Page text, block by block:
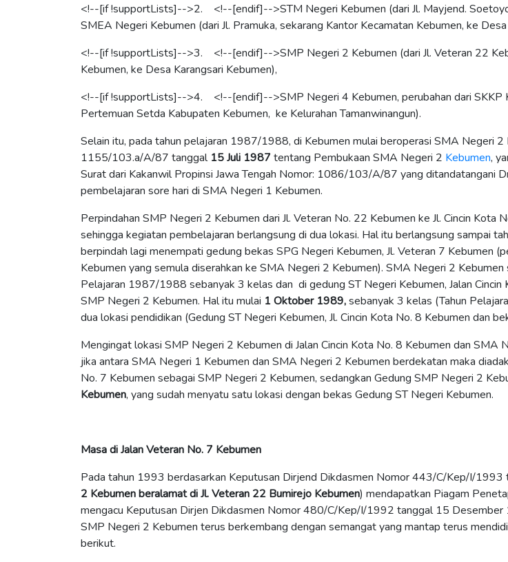
<!--[if !supportLists]-->2. <!--[endif]-->STM Negeri Kebumen (dari Jl. Mayjend.
SMEA Negeri Kebumen (dari Jl. Pramuka, sekarang Kantor Kecamatan Kebumen, ke
<!--[if !supportLists]-->3. <!--[endif]-->SMP Negeri 2 Kebumen (dari Jl. Veteran 22
Kebumen, ke Desa Karangsari Kebumen),
<!--[if !supportLists]-->4. <!--[endif]-->SMP Negeri 4 Kebumen, perubahan dari
Pertemuan Setda Kabupaten Kebumen, ke Kelurahan Tamanwinangun).
Selain itu, pada tahun pelajaran 1987/1988, di Kebumen mulai beroperasi SMA Negeri
1155/103.a/A/87 tanggal 15 Juli 1987tentang Pembukaan SMA Negeri 2 Kebumen,
Surat dari Kakanwil Propinsi Jawa Tengah Nomor: 1086/103/A/87 yang ditandatangani
pembelajaran sore hari di SMA Negeri 1 Kebumen.
Perpindahan SMP Negeri 2 Kebumen dari Jl. Veteran No. 22 Kebumen ke Jl. Cincin
sehingga kegiatan pembelajaran berlangsung di dua lokasi. Hal itu berlangsung
berpindah lagi menempati gedung bekas SPG Negeri Kebumen, Jl. Veteran 7 Kebumen
Kebumen yang semula diserahkan ke SMA Negeri 2 Kebumen). SMA Negeri 2
Pelajaran 1987/1988 sebanyak 3 kelas dan di gedung ST Negeri Kebumen, Jalan
SMP Negeri 2 Kebumen. Hal itu mulai 1 Oktober 1989,sebanyak 3 kelas (Tahun
dua lokasi pendidikan (Gedung ST Negeri Kebumen, Jl. Cincin Kota No. 8 Kebumen dan
Mengingat lokasi SMP Negeri 2 Kebumen di Jalan Cincin Kota No. 8 Kebumen dan
jika antara SMA Negeri 1 Kebumen dan SMA Negeri 2 Kebumen berdekatan maka
No. 7 Kebumen sebagai SMP Negeri 2 Kebumen, sedangkan Gedung SMP Negeri 2
Kebumen, yang sudah menyatu satu lokasi dengan bekas Gedung ST Negeri Kebumen.
Masa di Jalan Veteran No. 7 Kebumen
Pada tahun 1993 berdasarkan Keputusan Dirjend Dikdasmen Nomor 443/C/Kep/I/
2 Kebumen beralamat di Jl. Veteran 22 Bumirejo Kebumen) mendapatkan Piagam
mengacu Keputusan Dirjen Dikdasmen Nomor 480/C/Kep/I/1992 tanggal 15
SMP Negeri 2 Kebumen terus berkembang dengan semangat yang mantap terus
berikut.